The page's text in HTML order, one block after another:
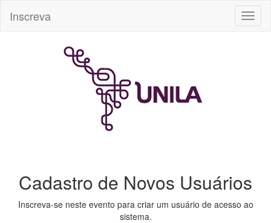
Inscreva
Cadastro de Novos Usuários
Inscreva-se neste evento para criar um usuário de acesso ao
sistema.